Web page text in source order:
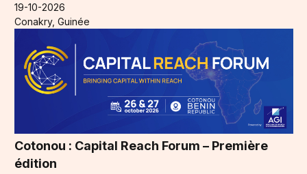
19-10-2026
Conakry, Guinée
Cotonou : Capital Reach Forum – Première
édition